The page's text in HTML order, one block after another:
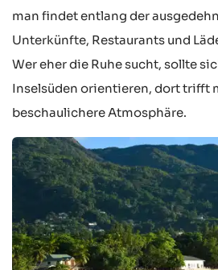
man findet entlang der
Unterkünfte, Restaurants und
Wer eher die Ruhe sucht, sollte
Inselsüden orientieren, dort trifft
beschaulichere Atmosphäre.